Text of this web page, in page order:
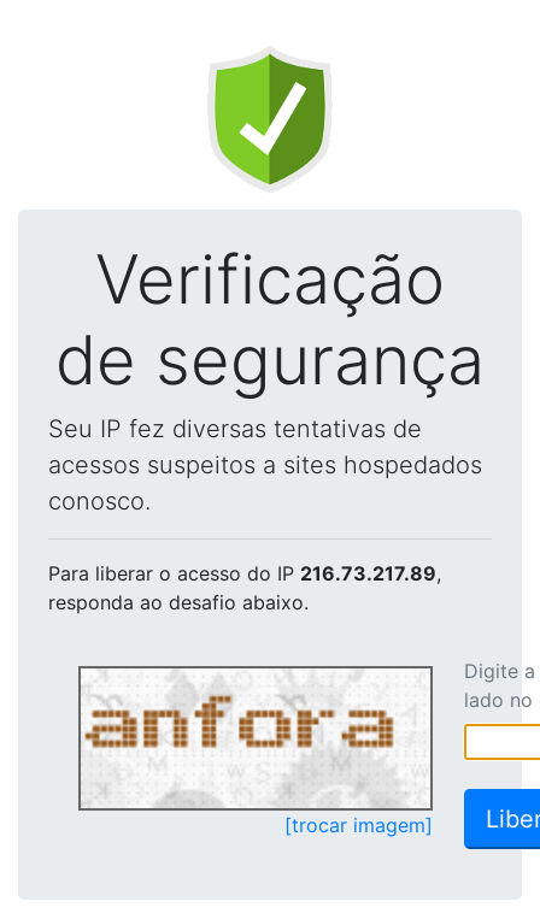
Verificação
de segurança
Seu IP fez diversas tentativas de
acessos suspeitos a sites hospedados
conosco.
Para liberar o acesso do IP 216.73.217.89,
responda ao desafio abaixo.
[trocar imagem]
Digite
lado no